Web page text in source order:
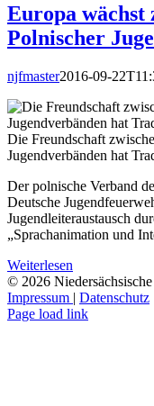
Europa wächst
Polnischer
njfmaster2016-09-
Die Freundschaft
Jugendverbänden hat
Der polnische Verband
Deutsche
Jugendleiteraustausch
„Sprachanimation und
Weiterlesen
© 2026
Impressum | Datenschutz
Facebook
Instagram
YouTube
E-
Page load link